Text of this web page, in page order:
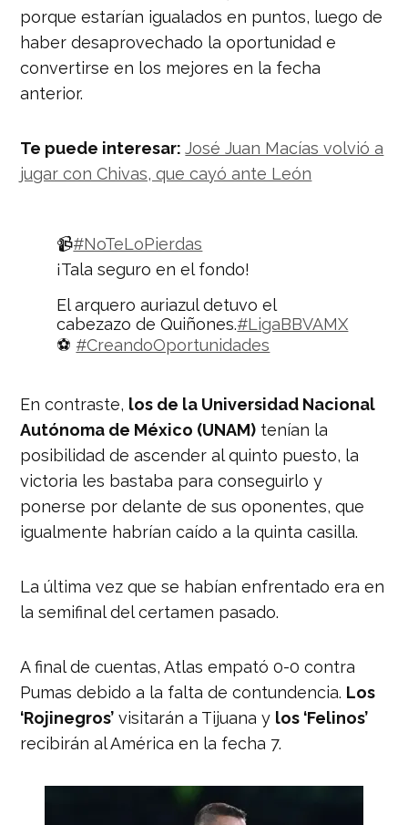
porque estarían igualados en puntos, luego de
haber desaprovechado la oportunidad e
convertirse en los mejores en la fecha
anterior.
Te puede interesar:José Juan Macías volvió a
jugar con Chivas, que cayó ante León
📹#NoTeLoPierdas
¡Tala seguro en el fondo!
El arquero auriazul detuvo el
cabezazo de Quiñones.#LigaBBVAMX
⚽ #CreandoOportunidades
— Liga BBVA MX (@LigaBBVAMX)
February 21, 2022
En contraste, los de la Universidad Nacional
Autónoma de México (UNAM) tenían la
posibilidad de ascender al quinto puesto, la
victoria les bastaba para conseguirlo y
ponerse por delante de sus oponentes, que
igualmente habrían caído a la quinta casilla.
La última vez que se habían enfrentado era en
la semifinal del certamen pasado.
A final de cuentas, Atlas empató 0-0 contra
Pumas debido a la falta de contundencia. Los
‘Rojinegros’ visitarán a Tijuana y los ‘Felinos’
recibirán al América en la fecha 7.